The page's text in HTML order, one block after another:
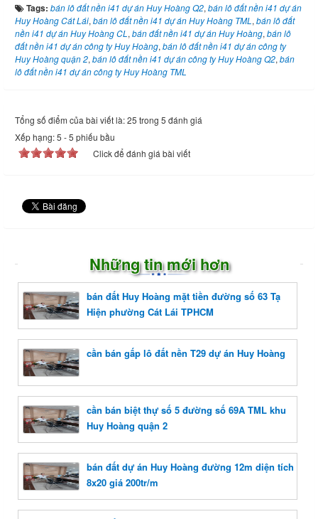
Tags: bán lô đất nền i41 dự án Huy Hoàng Q2, bán lô đất nền i41 dự án
Huy Hoàng Cát Lái, bán lô đất nền i41 dự án Huy Hoàng TML , bán lô đất
nền i41 dự án Huy Hoàng CL , bán đất nền i41 dự án Huy Hoàng, bán lô
đất nền i41 dự án công ty Huy Hoàng, bán lô đất nền i41 dự án công ty
Huy Hoàng quận 2, bán lô đất nền i41 dự án công ty Huy Hoàng Q2, bán
lô đất nền i41 dự án công ty Huy Hoàng TML
Tổng số điểm của bài viết là: 25 trong 5 đánh giá
Xếp hạng:5 -5 phiếu bầu
Click để đánh giá bài viết
Những tin mới hơn
bán đất Huy Hoàng mặt tiền đường số 63 Tạ
Hiện phường Cát Lái TPHCM
cần bán gấp lô đất nền T29 dự án Huy Hoàng
cần bán biệt thự số 5 đường số 69A TML khu
Huy Hoàng quận 2
bán đất dự án Huy Hoàng đường 12m diện tích
8x20 giá 200tr/m